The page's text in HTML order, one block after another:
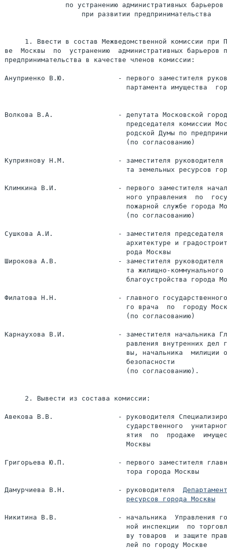
               по устранению административных барьеров
                   при развитии предпринимательства
1. Ввести в состав Межведомственной комиссии при
ве  Москвы  по  устранению  административных барьеров
предпринимательства в качестве членов комиссии:
Ануприенко В.Ю.             - первого заместителя
партамента имущества
Волкова В.А.                - депутата Московской
председателя комиссии
родской Думы по
                              (по согласованию)
Куприянову Н.М.             - заместителя руководителя
та земельных ресурсов
Климкина В.И.               - первого заместителя
ного управления  по
пожарной службе города
                              (по согласованию)
Сушкова А.И.                - заместителя председателя
архитектуре и
                              рода Москвы
Широкова А.В.               - заместителя руководителя
та жилищно-коммунального
благоустройства города
Филатова Н.Н.               - главного государственного
го врача  по  городу
                              (по согласованию)
Карнаухова В.И.             - заместителя начальника
равления внутренних дел
вы, начальника  милиции
                              безопасности
                              (по согласованию).
     2. Вывести из состава комиссии:
Авекова В.В.                - руководителя
сударственного
ятия  по  продаже
                              Москвы
Григорьева Ю.П.             - первого заместителя
                              тора города Москвы
Дамурчиева В.Н.             - руководителя
ресурсов города Москвы
Никитина В.В.               - начальника  Управления
ной инспекции  по
ву товаров  и защите
                              лей по городу Москве